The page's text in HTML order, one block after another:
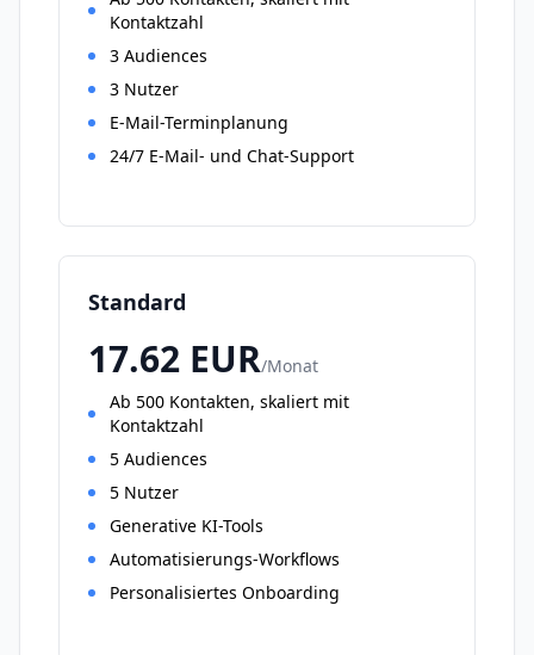
Kontaktzahl
3 Audiences
3 Nutzer
E-Mail-Terminplanung
24/7 E-Mail- und Chat-Support
Standard
17.62 EUR/Monat
Ab 500 Kontakten, skaliert mit
Kontaktzahl
5 Audiences
5 Nutzer
Generative KI-Tools
Automatisierungs-Workflows
Personalisiertes Onboarding